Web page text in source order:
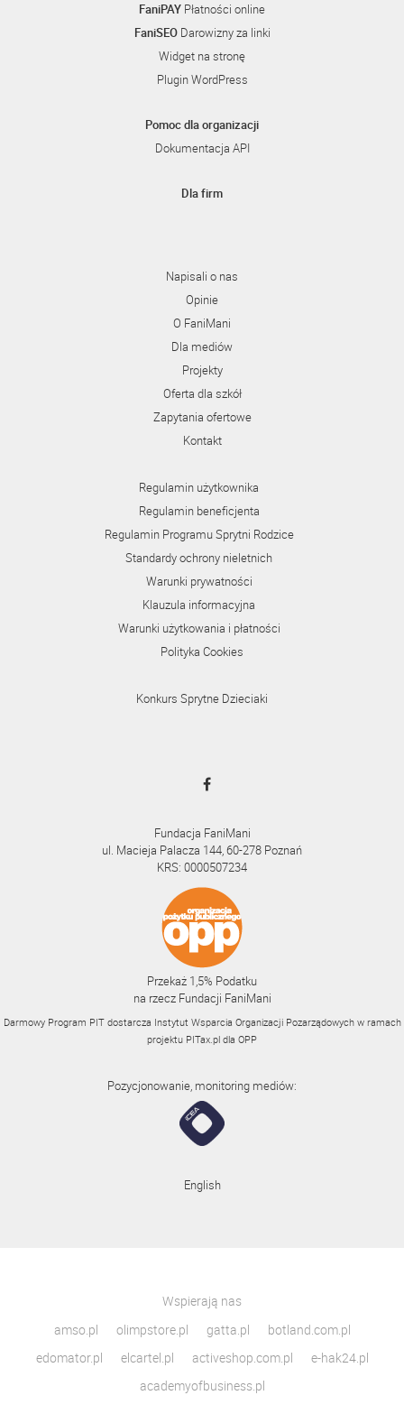
FaniPAY Płatności online
FaniSEODarowizny za linki
Widget na stronę
Plugin WordPress
Pomoc dla organizacji
Dokumentacja API
Dla firm
Napisali o nas
Opinie
O FaniMani
Dla mediów
Projekty
Oferta dla szkół
Zapytania ofertowe
Kontakt
Regulamin użytkownika
Regulamin beneficjenta
Regulamin Programu Sprytni Rodzice
Standardy ochrony nieletnich
Warunki prywatności
Klauzula informacyjna
Warunki użytkowania i płatności
Polityka Cookies
Konkurs Sprytne Dzieciaki
Fundacja FaniMani
ul. Macieja Palacza 144, 60-278 Poznań
KRS: 0000507234
Przekaż 1,5% Podatku
na rzecz Fundacji FaniMani
Darmowy Program PIT dostarcza Instytut Wsparcia Organizacji Pozarządowych w ramach
projektu PITax.pl dla OPP
Pozycjonowanie, monitoring mediów:
English
Wspierają nas
amso.pl
olimpstore.pl gatta.pl
botland.com.pl
edomator.pl
elcartel.pl activeshop.com.pl
e-hak24.pl
academyofbusiness.pl